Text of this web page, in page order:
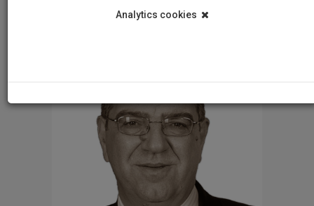
Analytics cookies